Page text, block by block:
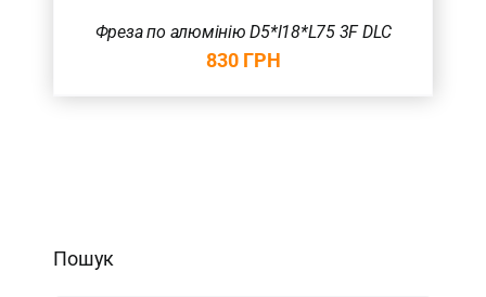
Фреза по алюмінію D5*l18*L75 3F DLC
830 ГРН
Пошук